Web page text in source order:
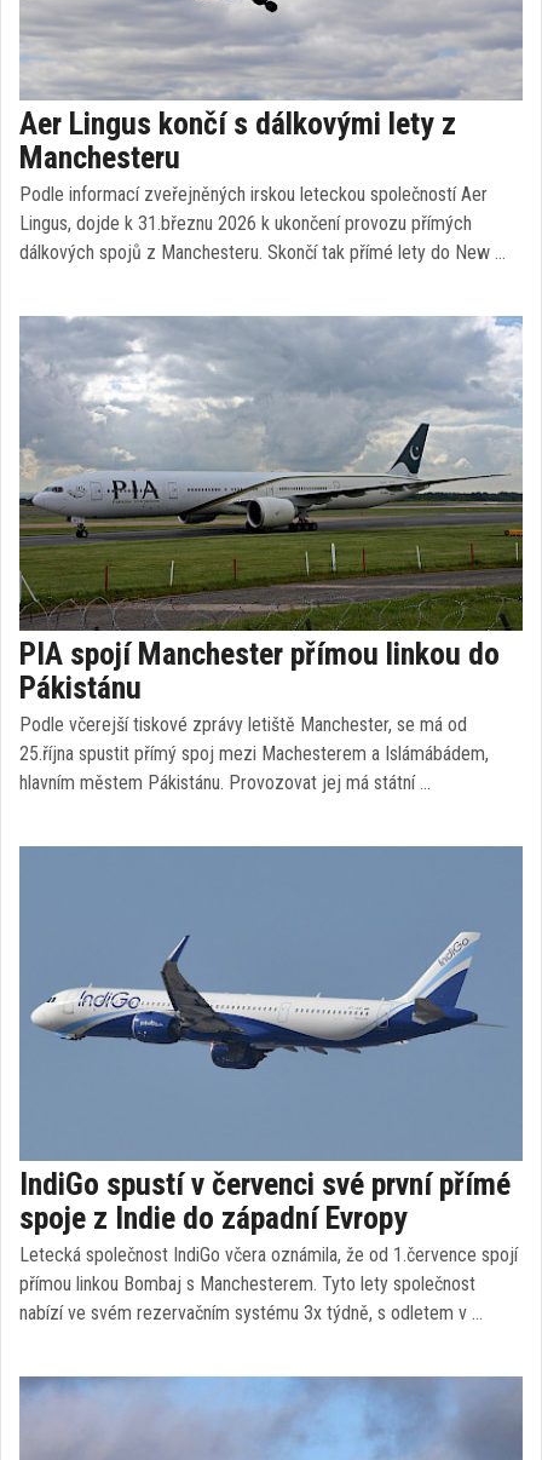
Aer Lingus končí s dálkovými lety z
Manchesteru
Podle informací zveřejněných irskou leteckou společností Aer
Lingus, dojde k 31.březnu 2026 k ukončení provozu přímých
dálkových spojů z Manchesteru. Skončí tak přímé lety do New …
PIA spojí Manchester přímou linkou do
Pákistánu
Podle včerejší tiskové zprávy letiště Manchester, se má od
25.října spustit přímý spoj mezi Machesterem a Islámábádem,
hlavním městem Pákistánu. Provozovat jej má státní …
IndiGo spustí v červenci své první přímé
spoje z Indie do západní Evropy
Letecká společnost IndiGo včera oznámila, že od 1.července spojí
přímou linkou Bombaj s Manchesterem. Tyto lety společnost
nabízí ve svém rezervačním systému 3x týdně, s odletem v …